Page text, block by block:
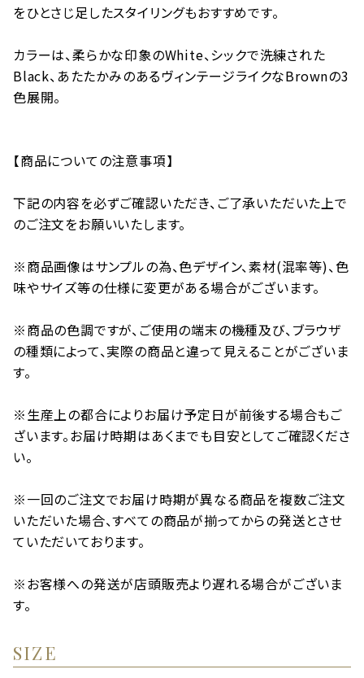
をひとさじ足したスタイリングもおすすめです。
カラーは、柔らかな印象のWhite、シックで洗練された
Black、あたたかみのあるヴィンテージライクなBrownの3
色展開。
【商品についての注意事項】
下記の内容を必ずご確認いただき、ご了承いただいた上で
のご注文をお願いいたします。
※商品画像はサンプルの為、色デザイン、素材(混率等)、色
味やサイズ等の仕様に変更がある場合がございます。
※商品の色調ですが、ご使用の端末の機種及び、ブラウザ
の種類によって、実際の商品と違って見えることがございま
す。
※生産上の都合によりお届け予定日が前後する場合もご
ざいます。お届け時期はあくまでも目安としてご確認くださ
い。
※一回のご注文でお届け時期が異なる商品を複数ご注文
いただいた場合、すべての商品が揃ってからの発送とさせ
ていただいております。
※お客様への発送が店頭販売より遅れる場合がございま
す。
SIZE